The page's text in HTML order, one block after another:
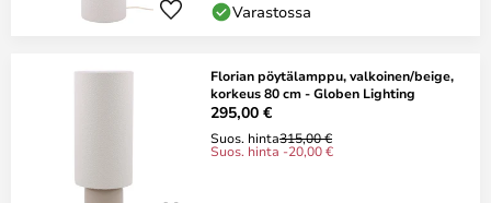
Varastossa
Florian pöytälamppu, valkoinen/beige,
korkeus 80 cm - Globen Lighting
295,00 €
Suos. hinta315,00 €
Suos. hinta -20,00 €